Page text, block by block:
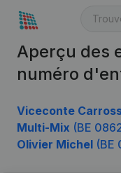
Aperçu des
numéro
Viceconte
Multi-Mix (BE
Olivier Michel (BE